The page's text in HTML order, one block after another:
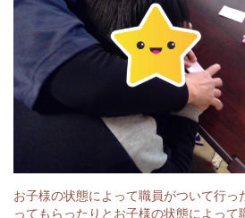
お子様の状態によって職員がついて行っ
ってもらったりとお子様の状態によって